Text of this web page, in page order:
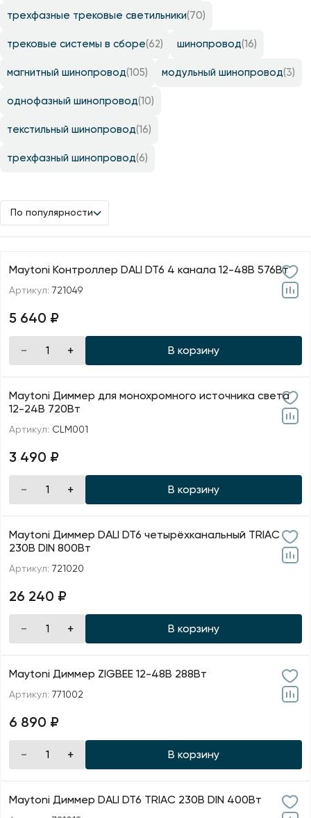
трехфазные трековые светильники(70)
трековые системы в сборе(62) шинопровод(16)
магнитный шинопровод(105) модульный шинопровод(3)
однофазный шинопровод(10)
текстильный шинопровод(16)
трехфазный шинопровод(6)
По популярности
Maytoni Контроллер DALI DT6 4 канала 12-48В 576Вт
Артикул: 721049
5 640 ₽
В корзину
Maytoni Диммер для монохромного источника света
12-24В 720Вт
Артикул: CLM001
3 490 ₽
В корзину
Maytoni Диммер DALI DT6 четырёхканальный TRIAC
230В DIN 800Вт
Артикул: 721020
26 240 ₽
В корзину
Maytoni Диммер ZIGBEE 12-48В 288Вт
Артикул: 771002
6 890 ₽
В корзину
Maytoni Диммер DALI DT6 TRIAC 230В DIN 400Вт